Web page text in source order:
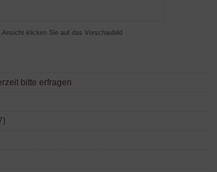
Ansicht klicken Sie auf das Vorschaubild
bitte erfragen